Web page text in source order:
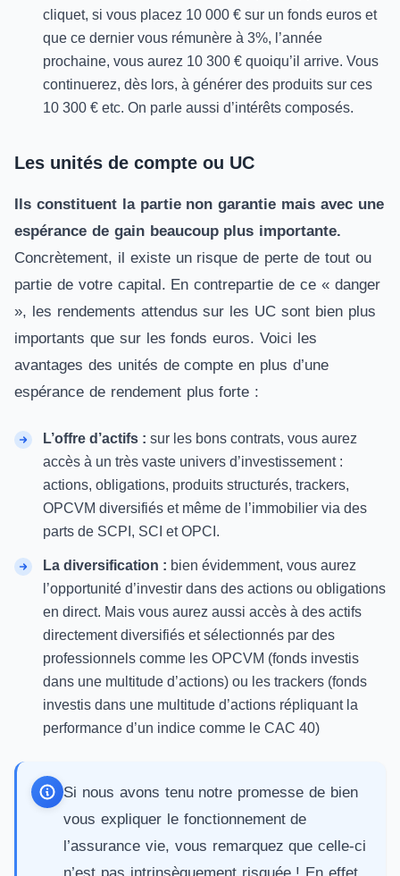
cliquet, si vous placez 10 000 € sur un fonds euros et
que ce dernier vous rémunère à 3%, l’année
prochaine, vous aurez 10 300 € quoiqu’il arrive. Vous
continuerez, dès lors, à générer des produits sur ces
10 300 € etc. On parle aussi d’intérêts composés.
Les unités de compte ou UC
Ils constituent la partie non garantie mais avec une
espérance de gain beaucoup plus importante.
Concrètement, il existe un risque de perte de tout ou
partie de votre capital. En contrepartie de ce « danger
», les rendements attendus sur les UC sont bien plus
importants que sur les fonds euros. Voici les
avantages des unités de compte en plus d’une
espérance de rendement plus forte :
L’offre d’actifs : sur les bons contrats, vous aurez
accès à un très vaste univers d’investissement :
actions, obligations, produits structurés, trackers,
OPCVM diversifiés et même de l’immobilier via des
parts de SCPI , SCI et OPCI.
La diversification : bien évidemment, vous aurez
l’opportunité d’investir dans des actions ou obligations
en direct. Mais vous aurez aussi accès à des actifs
directement diversifiés et sélectionnés par des
professionnels comme les OPCVM (fonds investis
dans une multitude d’actions) ou les trackers (fonds
investis dans une multitude d’actions répliquant la
performance d’un indice comme le CAC 40)
Si nous avons tenu notre promesse de bien
vous expliquer le fonctionnement de
l’assurance vie, vous remarquez que celle-ci